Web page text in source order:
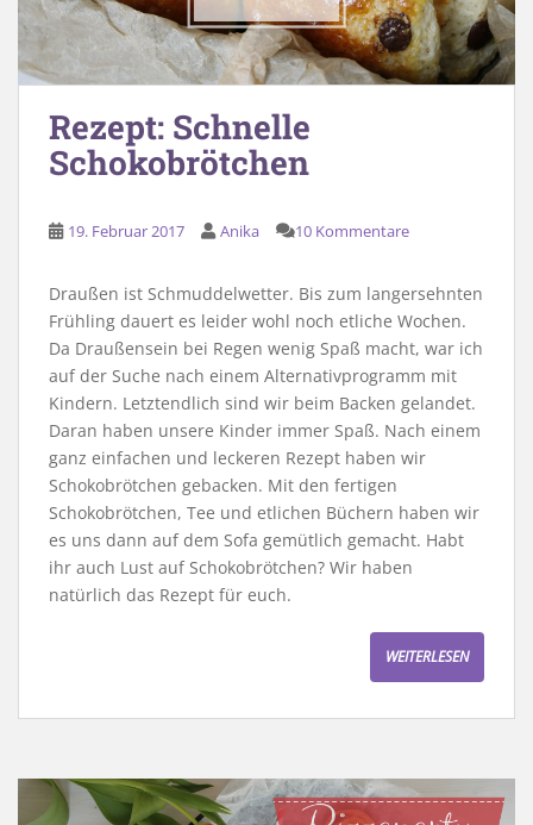
Rezept: Schnelle
Schokobrötchen
19. Februar 2017 Anika 10 Kommentare
Draußen ist Schmuddelwetter. Bis zum langersehnten
Frühling dauert es leider wohl noch etliche Wochen.
Da Draußensein bei Regen wenig Spaß macht, war ich
auf der Suche nach einem Alternativprogramm mit
Kindern. Letztendlich sind wir beim Backen gelandet.
Daran haben unsere Kinder immer Spaß. Nach einem
ganz einfachen und leckeren Rezept haben wir
Schokobrötchen gebacken. Mit den fertigen
Schokobrötchen, Tee und etlichen Büchern haben wir
es uns dann auf dem Sofa gemütlich gemacht. Habt
ihr auch Lust auf Schokobrötchen? Wir haben
natürlich das Rezept für euch.
WEITERLESEN